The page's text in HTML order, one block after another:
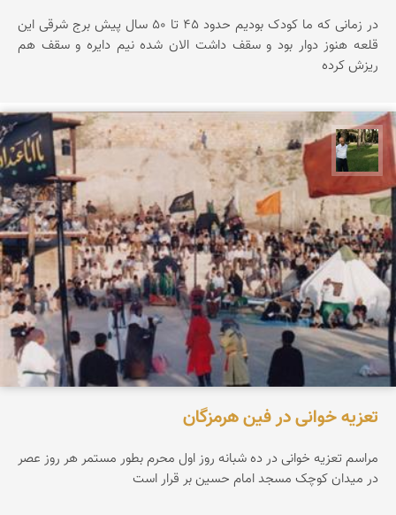
در زمانی که ما کودک بودیم حدود 45 تا 50 سال پیش برج شرقی این
قلعه هنوز دوار بود و سقف داشت الان شده نیم دایره و سقف هم
ریزش کرده
عبدل شعبانی
تعزیه خوانی در فین هرمزگان
مراسم تعزیه خوانی در ده شبانه روز اول محرم بطور مستمر هر روز عصر
در میدان کوچک مسجد امام حسین بر قرار است